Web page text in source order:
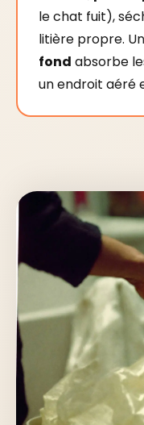
le chat fuit),
litière propre.
fond absorbe
un endroit aéré